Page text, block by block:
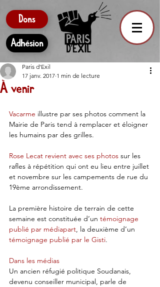
Dons
Adhésion
À venir
Paris d'Exil
17 janv. 2017 1 min de lecture
Vacarme illustre par ses photos comment la
Mairie de Paris tend à remplacer et éloigner
les humains par des grilles.
Rose Lecat revient avec ses photos sur les
rafles à répétition qui ont eu lieu entre juillet
et novembre sur les campements de rue du
19ème arrondissement.
La première histoire de terrain de cette
semaine est constituée d’un témoignage
publié par médiapart, la deuxième d’un
témoignage publié par le Gisti.
Dans les médias
Un ancien réfugié politique Soudanais,
devenu conseiller municipal, parle de